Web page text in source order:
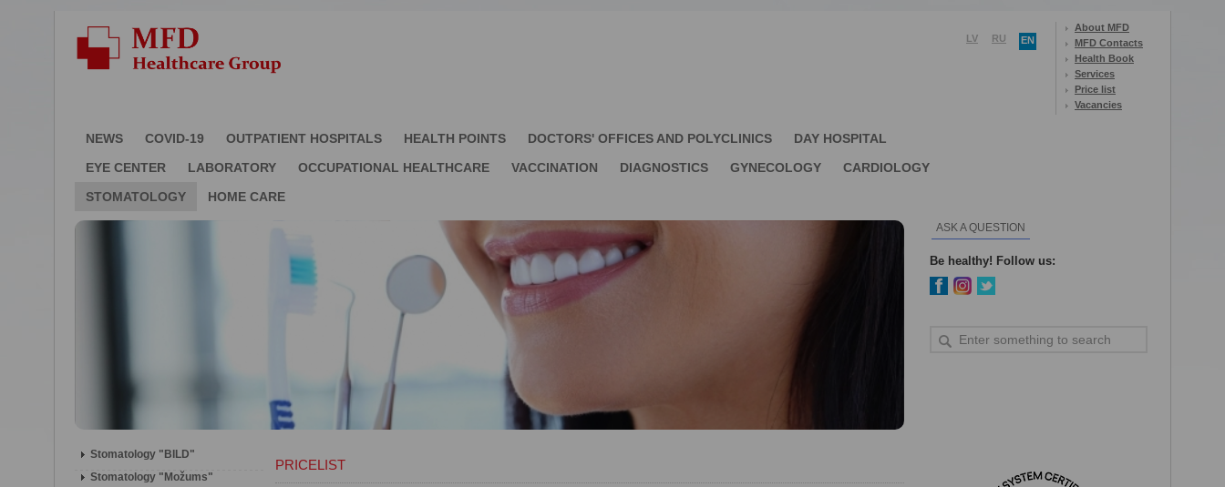
LV RU EN
About MFD
MFD Contacts
Health Book
Services
Price list
Vacancies
NEWS COVID-19 OUTPATIENT HOSPITALS HEALTH POINTS DOCTORS' OFFICES AND POLYCLINICS
DAY HOSPITAL
EYE CENTER
LABORATORY OCCUPATIONAL HEALTHCARE VACCINATION DIAGNOSTICS GYNECOLOGY
CARDIOLOGY
STOMATOLOGY
HOME CARE
ASK A QUESTION
Be healthy! Follow us:
Stomatology "BILD"
Stomatology "Možums"
PRICELIST